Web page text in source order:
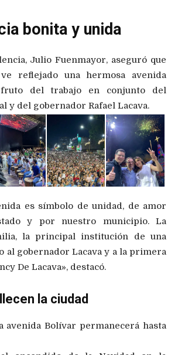
bonita y unida
Julio Fuenmayor, aseguró que
reflejado una hermosa avenida
del trabajo en conjunto del
y del gobernador Rafael Lacava.
es símbolo de unidad, de amor
y por nuestro municipio. La
la principal institución de una
al gobernador Lacava y a la primera
De Lacava», destacó.
la ciudad
avenida Bolívar permanecerá hasta